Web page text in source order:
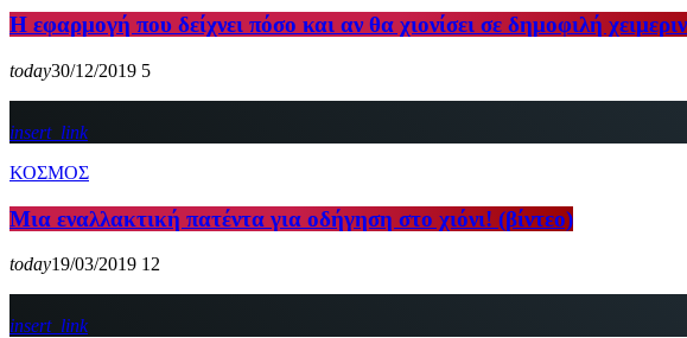
Η εφαρμογή που δείχνει πόσο και αν θα χιονίσει σε δημοφιλή
today30/12/2019 5
insert_link
ΚΟΣΜΟΣ
Μια εναλλακτική πατέντα για οδήγηση στο χιόνι! (βίντεο)
today19/03/2019 12
insert_link